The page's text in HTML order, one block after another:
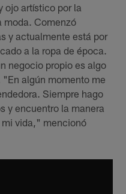
ojo artístico por la
moda. Comenzó
y actualmente está por
a la ropa de época.
negocio propio es algo
"En algún momento me
Siempre hago
y encuentro la manera
mi vida," mencionó